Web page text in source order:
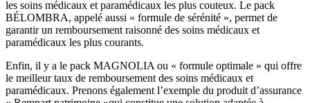
les soins médicaux et paramédicaux les plus couteux. Le pack
BÉLOMBRA, appelé aussi « formule de sérénité », permet de
garantir un remboursement raisonné des soins médicaux et
paramédicaux les plus courants.
Enfin, il y a le pack MAGNOLIA ou « formule optimale » qui offre
le meilleur taux de remboursement des soins médicaux et
paramédicaux. Prenons également l’exemple du produit d’assurance